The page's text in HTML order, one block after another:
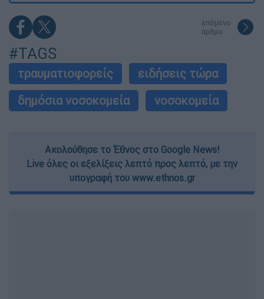
επόμενο
άρθρο
#TAGS
τραυματιοφορείς
ειδήσεις τώρα
δημόσια νοσοκομεία
νοσοκομεία
Ακολούθησε το Έθνος στο Google News!
Live όλες οι εξελίξεις λεπτό προς λεπτό, με την
υπογραφή του www.ethnos.gr